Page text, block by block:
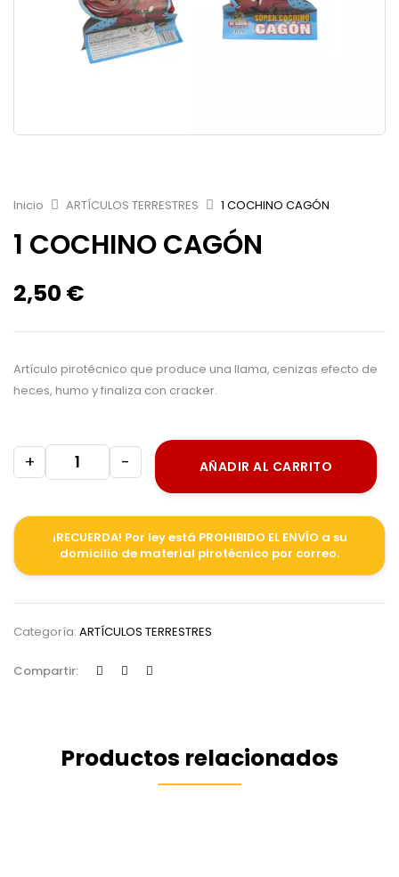
Inicio ARTÍCULOS TERRESTRES 1 COCHINO CAGÓN
1 COCHINO CAGÓN
2,50 €
Artículo pirotécnico que produce una llama, cenizas efecto de
heces, humo y finaliza con cracker.
+ - AÑADIR AL CARRITO
¡RECUERDA! Por ley está PROHIBIDO EL ENVÍO a su
domicilio de material pirotécnico por correo.
Categoría: ARTÍCULOS TERRESTRES
Compartir:
Productos relacionados